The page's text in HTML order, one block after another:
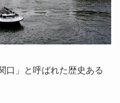
口」と呼ばれた歴史ある